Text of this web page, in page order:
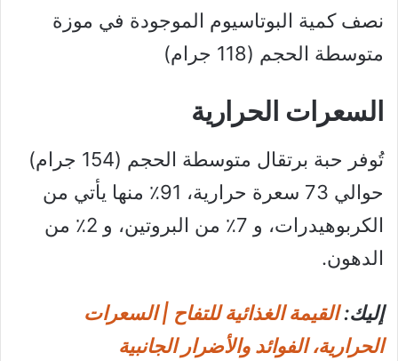
نصف كمية البوتاسيوم الموجودة في موزة
متوسطة الحجم (118 جرام)
السعرات الحرارية
تُوفر حبة برتقال متوسطة الحجم (154 جرام)
حوالي 73 سعرة حرارية، 91٪ منها يأتي من
الكربوهيدرات، و 7٪ من البروتين، و 2٪ من
الدهون.
إليك: القيمة الغذائية للتفاح | السعرات
الحرارية، الفوائد والأضرار الجانبية